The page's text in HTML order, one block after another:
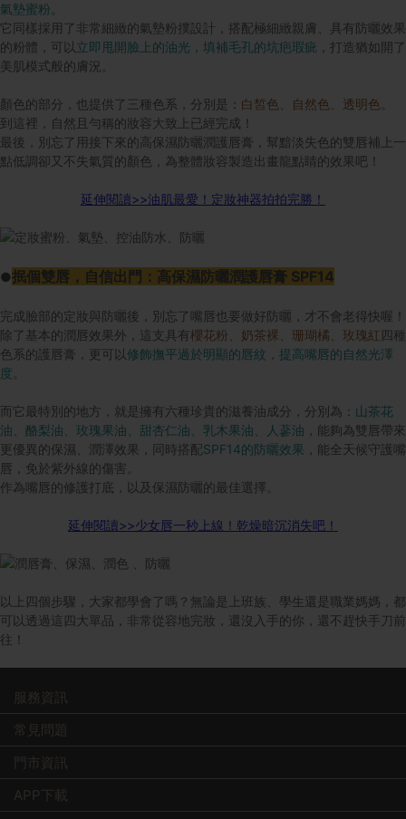
氣墊蜜粉
它同樣採用了非常細緻的氣墊粉撲設計，搭配極細緻親膚、具有防曬效果
的粉體，可以立即甩開臉上的油光，填補毛孔的坑疤瑕疵 ，打造猶如開了
美肌模式般的膚況。
顏色的部分，也提供了三種色系，分別是： 白皙色、自然色、透明色
到這裡，自然且勻稱的妝容大致上已經完成！
最後，別忘了用接下來的高保濕防曬潤護唇膏，幫黯淡失色的雙唇補上一
點低調卻又不失氣質的顏色，為整體妝容製造出畫龍點睛的效果吧！
延伸閱讀>>油肌最愛！定妝神器拍拍完勝！
●抿個雙唇，自信出門：高保濕防曬潤護唇膏 SPF14
完成臉部的定妝與防曬後，別忘了嘴唇也要做好防曬，才不會老得快喔！
除了基本的潤唇效果外，這支具有櫻花粉、奶茶裸、珊瑚橘、玫瑰紅四種
色系的護唇膏，更可以修飾撫平過於明顯的唇紋，提高嘴唇的自然光澤
度
而它最特別的地方，就是擁有六種珍貴的滋養油成分，分別為： 山茶花
油、酪梨油、玫瑰果油、甜杏仁油、乳木果油、人蔘油 ，能夠為雙唇帶來
更優異的保濕、潤澤效果，同時搭配SPF14的防曬效果
，能全天候守護嘴
唇，免於紫外線的傷害。
作為嘴唇的修護打底，以及保濕防曬的最佳選擇。
延伸閱讀>>少女唇一秒上線！乾燥暗沉消失吧！
以上四個步驟，大家都學會了嗎？無論是上班族、學生還是職業媽媽，都
可以透過這四大單品，非常從容地完妝，還沒入手的你，還不趕快手刀前
往！
服務資訊
常見問題
門市資訊
APP下載